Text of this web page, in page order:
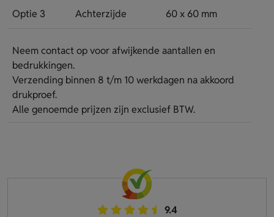
Optie 3 Achterzijde 60 x 60 mm
Neem contact op voor afwijkende aantallen en
bedrukkingen.
Verzending binnen 8 t/m 10 werkdagen na akkoord
drukproef.
Alle genoemde prijzen zijn exclusief BTW.
9.4